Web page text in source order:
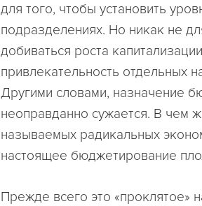
для того, чтобы установить
подразделениях. Но никак не
добиваться роста
привлекательность отдельных
Другими словами, назначение
неоправданно сужается. В чем
называемых радикальных
настоящее бюджетирование
Прежде всего это «проклятое»